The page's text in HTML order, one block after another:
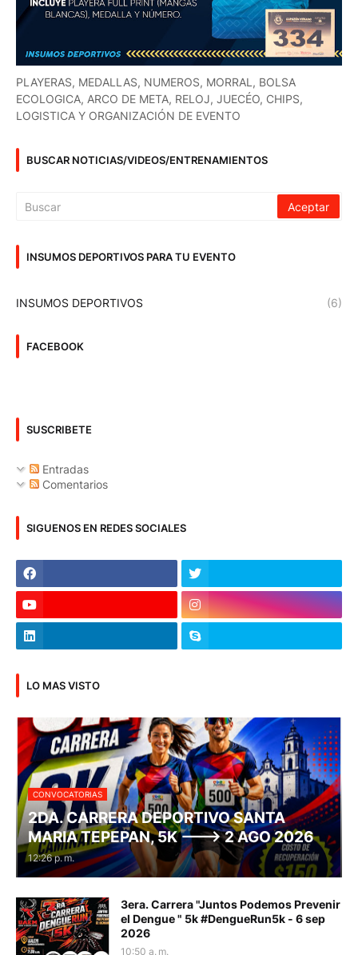
PLAYERAS, MEDALLAS, NUMEROS, MORRAL, BOLSA
ECOLOGICA, ARCO DE META, RELOJ, JUECÉO, CHIPS,
LOGISTICA Y ORGANIZACIÓN DE EVENTO
BUSCAR NOTICIAS/VIDEOS/ENTRENAMIENTOS
INSUMOS DEPORTIVOS PARA TU EVENTO
INSUMOS DEPORTIVOS (6)
FACEBOOK
SUSCRIBETE
Entradas
Comentarios
SIGUENOS EN REDES SOCIALES
LO MAS VISTO
CONVOCATORIAS
2DA. CARRERA DEPORTIVO SANTA
MARIA TEPEPAN, 5K ---> 2 AGO 2026
12:26 p. m.
3era. Carrera "Juntos Podemos Prevenir
el Dengue " 5k #DengueRun5k - 6 sep
2026
10:50 a. m.